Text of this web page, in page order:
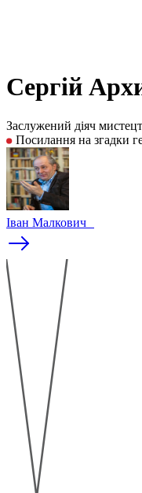
Сергій
Заслужений діяч
Посилання на згадки
Іван Малкович